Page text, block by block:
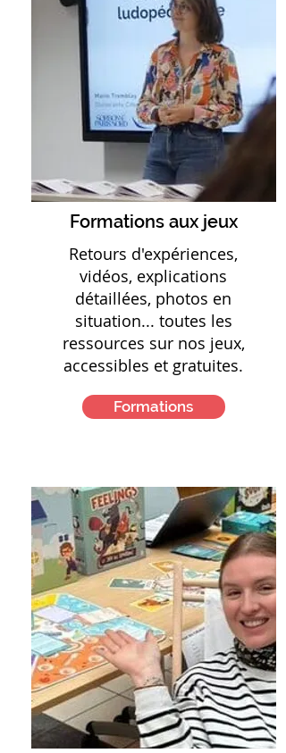
Formations aux jeux
Retours d'expériences,
vidéos, explications
détaillées, photos en
situation... toutes les
ressources sur nos jeux,
accessibles et gratuites.
Formations